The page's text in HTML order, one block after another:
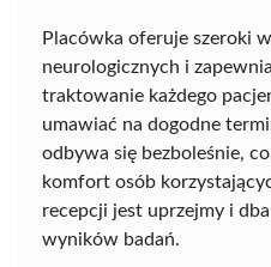
Placówka oferuje szeroki
neurologicznych i
traktowanie każdego
umawiać na dogodne
odbywa się bezboleśnie,
komfort osób
recepcji jest uprzejmy i
wyników badań.